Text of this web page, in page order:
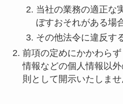
当社の業務の適正な
ぼすおそれがある場
その他法令に違反す
前項の定めにかかわら
情報などの個人情報以
則として開示いたしませ